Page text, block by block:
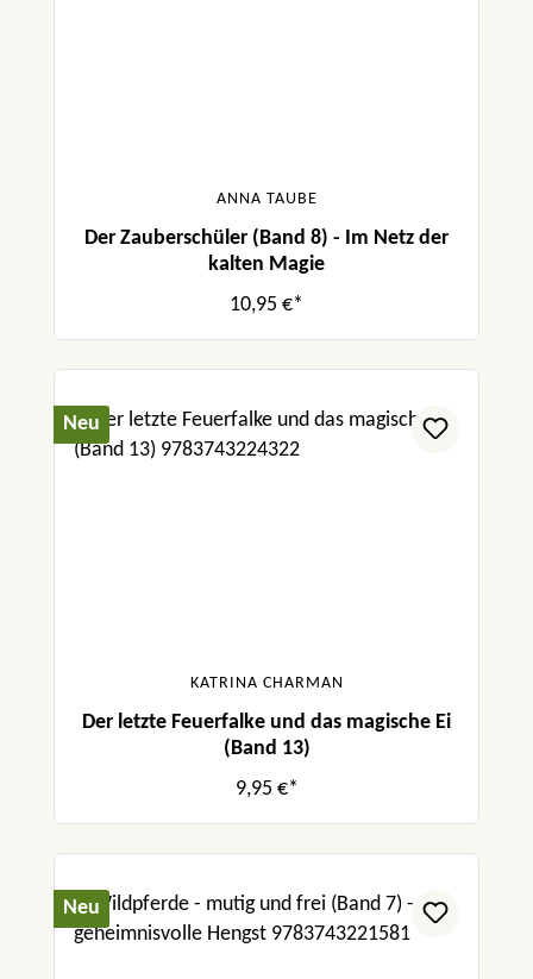
ANNA TAUBE
Der Zauberschüler (Band 8) - Im Netz der
kalten Magie
10,95 €*
Neu
KATRINA CHARMAN
Der letzte Feuerfalke und das magische Ei
(Band 13)
9,95 €*
Neu